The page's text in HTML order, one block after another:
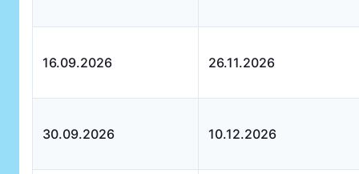
16.09.2026 26.11.2026
30.09.2026 10.12.2026